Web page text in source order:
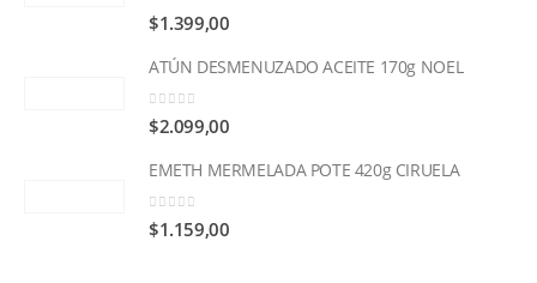
0 out of 5
$1.399,00
ATÚN DESMENUZADO ACEITE 170g NOEL
0 out of 5
$2.099,00
EMETH MERMELADA POTE 420g CIRUELA
0 out of 5
$1.159,00